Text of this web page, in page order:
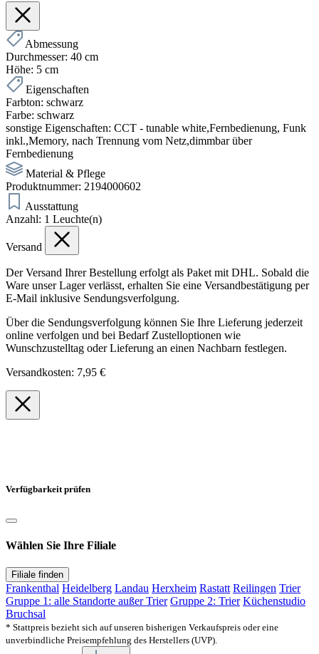
Abmessung
Durchmesser: 40 cm
Höhe: 5 cm
Eigenschaften
Farbton: schwarz
Farbe: schwarz
sonstige Eigenschaften: CCT - tunable white,Fernbedienung, Funk
inkl.,Memory, nach Trennung vom Netz,dimmbar über
Fernbedienung
Material & Pflege
Produktnummer: 2194000602
Ausstattung
Anzahl: 1 Leuchte(n)
Versand
Der Versand Ihrer Bestellung erfolgt als Paket mit DHL. Sobald die
Ware unser Lager verlässt, erhalten Sie eine Versandbestätigung per
E-Mail inklusive Sendungsverfolgung.
Über die Sendungsverfolgung können Sie Ihre Lieferung jederzeit
online verfolgen und bei Bedarf Zustelloptionen wie
Wunschzustelltag oder Lieferung an einen Nachbarn festlegen.
Versandkosten: 7,95 €
Verfügbarkeit prüfen
Wählen Sie Ihre Filiale
Filiale finden
Frankenthal Heidelberg Landau Herxheim Rastatt Reilingen Trier
Gruppe 1: alle Standorte außer Trier Gruppe 2: Trier Küchenstudio
Bruchsal
* Stattpreis bezieht sich auf unseren bisherigen Verkaufspreis oder eine
unverbindliche Preisempfehlung des Herstellers (UVP).